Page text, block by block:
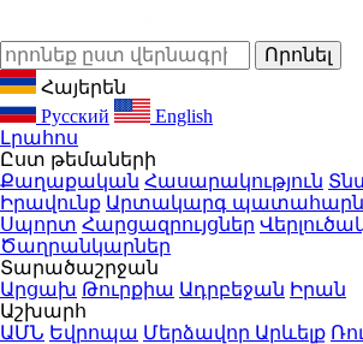
Հայերեն
Русский
English
Լրահոս
Ըստ թեմաների
Քաղաքական Հասարակություն
Իրավունք Արտակարգ
Սպորտ Հարցազրույցներ
Ծաղրանկարներ
Տարածաշրջան
Արցախ Թուրքիա Ադրբեջան Իրան
Աշխարհ
ԱՄՆ Եվրոպա Մերձավոր Արևելք